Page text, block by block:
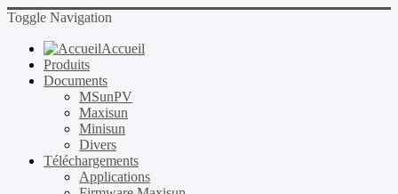
Toggle Navigation
Accueil
Produits
Documents
MSunPV
Maxisun
Minisun
Divers
Téléchargements
Applications